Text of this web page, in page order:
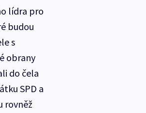
lídra pro
budou
s
obrany
do čela
SPD a
rovněž